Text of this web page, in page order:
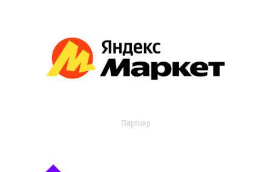
Партнер